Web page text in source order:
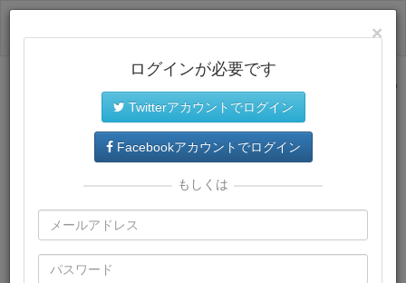
サイトトップに戻る
プレミアム会員では、教材がダウンロードでき、快適な動画
再生環境が提供されます。
×
ログインが必要です
Twitterアカウントでログイン
Facebookアカウントでログイン
もしくは